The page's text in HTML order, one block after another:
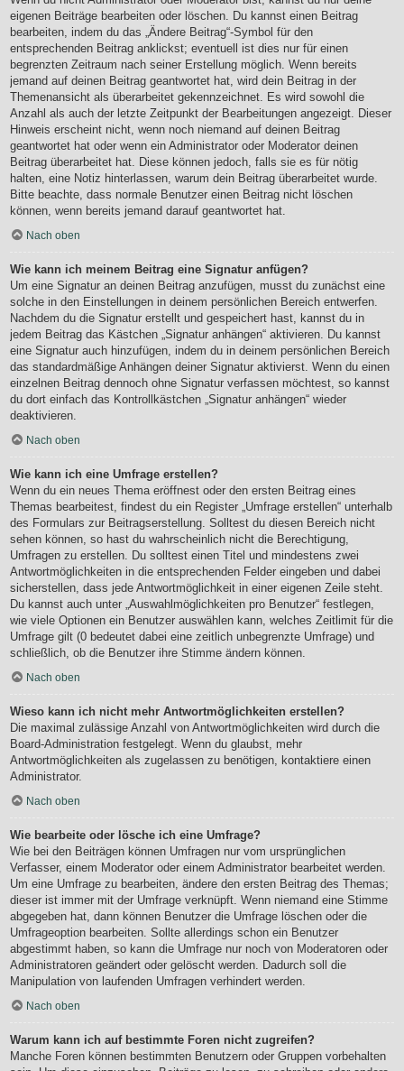
eigenen Beiträge bearbeiten oder löschen. Du kannst einen Beitrag
bearbeiten, indem du das „Ändere Beitrag“-Symbol für den
entsprechenden Beitrag anklickst; eventuell ist dies nur für einen
begrenzten Zeitraum nach seiner Erstellung möglich. Wenn bereits
jemand auf deinen Beitrag geantwortet hat, wird dein Beitrag in der
Themenansicht als überarbeitet gekennzeichnet. Es wird sowohl die
Anzahl als auch der letzte Zeitpunkt der Bearbeitungen angezeigt. Dieser
Hinweis erscheint nicht, wenn noch niemand auf deinen Beitrag
geantwortet hat oder wenn ein Administrator oder Moderator deinen
Beitrag überarbeitet hat. Diese können jedoch, falls sie es für nötig
halten, eine Notiz hinterlassen, warum dein Beitrag überarbeitet wurde.
Bitte beachte, dass normale Benutzer einen Beitrag nicht löschen
können, wenn bereits jemand darauf geantwortet hat.
Nach oben
Wie kann ich meinem Beitrag eine Signatur anfügen?
Um eine Signatur an deinen Beitrag anzufügen, musst du zunächst eine
solche in den Einstellungen in deinem persönlichen Bereich entwerfen.
Nachdem du die Signatur erstellt und gespeichert hast, kannst du in
jedem Beitrag das Kästchen „Signatur anhängen“ aktivieren. Du kannst
eine Signatur auch hinzufügen, indem du in deinem persönlichen Bereich
das standardmäßige Anhängen deiner Signatur aktivierst. Wenn du einen
einzelnen Beitrag dennoch ohne Signatur verfassen möchtest, so kannst
du dort einfach das Kontrollkästchen „Signatur anhängen“ wieder
deaktivieren.
Nach oben
Wie kann ich eine Umfrage erstellen?
Wenn du ein neues Thema eröffnest oder den ersten Beitrag eines
Themas bearbeitest, findest du ein Register „Umfrage erstellen“ unterhalb
des Formulars zur Beitragserstellung. Solltest du diesen Bereich nicht
sehen können, so hast du wahrscheinlich nicht die Berechtigung,
Umfragen zu erstellen. Du solltest einen Titel und mindestens zwei
Antwortmöglichkeiten in die entsprechenden Felder eingeben und dabei
sicherstellen, dass jede Antwortmöglichkeit in einer eigenen Zeile steht.
Du kannst auch unter „Auswahlmöglichkeiten pro Benutzer“ festlegen,
wie viele Optionen ein Benutzer auswählen kann, welches Zeitlimit für die
Umfrage gilt (0 bedeutet dabei eine zeitlich unbegrenzte Umfrage) und
schließlich, ob die Benutzer ihre Stimme ändern können.
Nach oben
Wieso kann ich nicht mehr Antwortmöglichkeiten erstellen?
Die maximal zulässige Anzahl von Antwortmöglichkeiten wird durch die
Board-Administration festgelegt. Wenn du glaubst, mehr
Antwortmöglichkeiten als zugelassen zu benötigen, kontaktiere einen
Administrator.
Nach oben
Wie bearbeite oder lösche ich eine Umfrage?
Wie bei den Beiträgen können Umfragen nur vom ursprünglichen
Verfasser, einem Moderator oder einem Administrator bearbeitet werden.
Um eine Umfrage zu bearbeiten, ändere den ersten Beitrag des Themas;
dieser ist immer mit der Umfrage verknüpft. Wenn niemand eine Stimme
abgegeben hat, dann können Benutzer die Umfrage löschen oder die
Umfrageoption bearbeiten. Sollte allerdings schon ein Benutzer
abgestimmt haben, so kann die Umfrage nur noch von Moderatoren oder
Administratoren geändert oder gelöscht werden. Dadurch soll die
Manipulation von laufenden Umfragen verhindert werden.
Nach oben
Warum kann ich auf bestimmte Foren nicht zugreifen?
Manche Foren können bestimmten Benutzern oder Gruppen vorbehalten